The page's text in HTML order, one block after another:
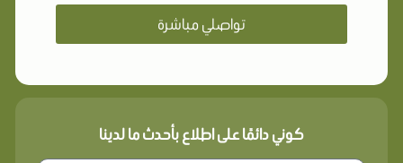
تواصلي مباشرة
كوني دائمًا على اطلاع بأحدث ما لدينا